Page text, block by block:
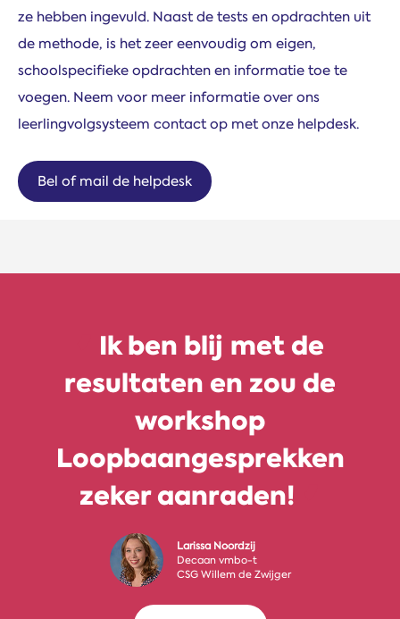
ze hebben ingevuld. Naast de tests en opdrachten uit
de methode, is het zeer eenvoudig om eigen,
schoolspecifieke opdrachten en informatie toe te
voegen. Neem voor meer informatie over ons
leerlingvolgsysteem contact op met onze helpdesk.
Bel of mail de helpdesk
Ik ben blij met de
resultaten en zou de
workshop
Loopbaangesprekken
zeker aanraden!
Larissa Noordzij
Decaan vmbo-t
CSG Willem de Zwijger